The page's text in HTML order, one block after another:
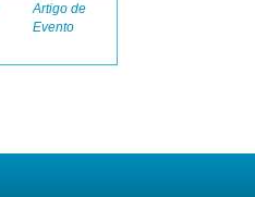
Artigo de
Evento